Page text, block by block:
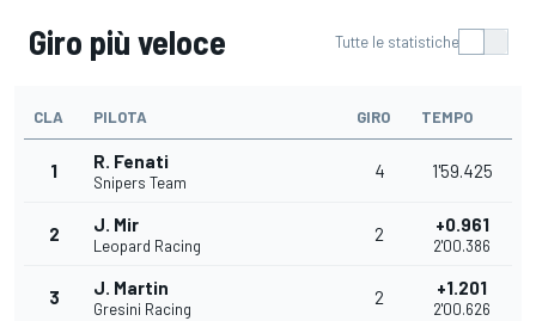
Giro più veloce Tutte le statistiche
CLA PILOTA GIRO TEMPO
1 R. Fenati
Snipers Team
4 1'59.425
2 J. Mir
Leopard Racing
2 +0.961
2'00.386
3 J. Martin
Gresini Racing
2 +1.201
2'00.626